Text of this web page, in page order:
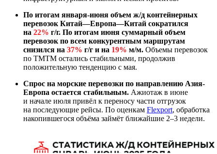
По итогам января-июня объем ж/д контейнерных
перевозок Китай—Европа—Китай сократился
на 22% г/г. По итогам июня суммарный объем
перевозок по всем конкурентным маршрутам
снизился на 37% г/г и на 19% м/м. Объемы перевозок
по ТМТМ остались стабильными, продолжив
положительную тенденцию с мая.
Спрос на морские перевозки по направлению Азия-
Европа остается стабильным. Ажиотаж в июне
и начале июля привёл к переносу части отгрузок
на последующие рейсы. По оценкам Flexport, обработка
накопившегося объёма займёт ближайшие 2–3 недели.